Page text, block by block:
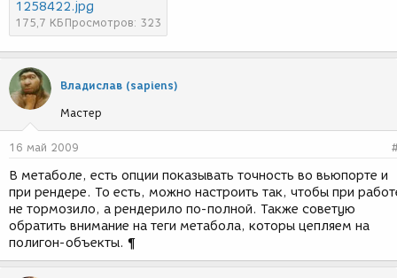
1258422.jpg
175,7 КБ Просмотров: 323
Владислав (sapiens)
Мастер
16 май 2009
В метаболе, есть опции показывать точность во вьюпорте и
при рендере. То есть, можно настроить так, чтобы при
не тормозило, а рендерило по-полной. Также советую
обратить внимание на теги метабола, которы цепляем на
полигон-объекты. ¶